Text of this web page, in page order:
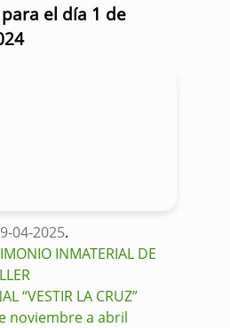
el día 1 de
04-2025.
INMATERIAL DE
“VESTIR LA CRUZ”
noviembre a abril